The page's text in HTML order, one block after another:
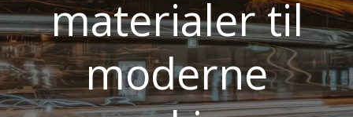
materialer til
moderne